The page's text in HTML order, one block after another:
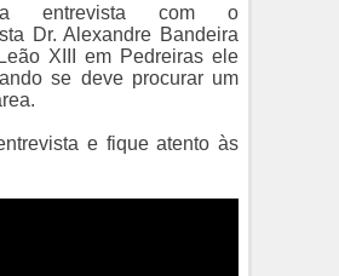
a entrevista com o
Dr. Alexandre Bandeira
XIII em Pedreiras ele
se deve procurar um
e fique atento às